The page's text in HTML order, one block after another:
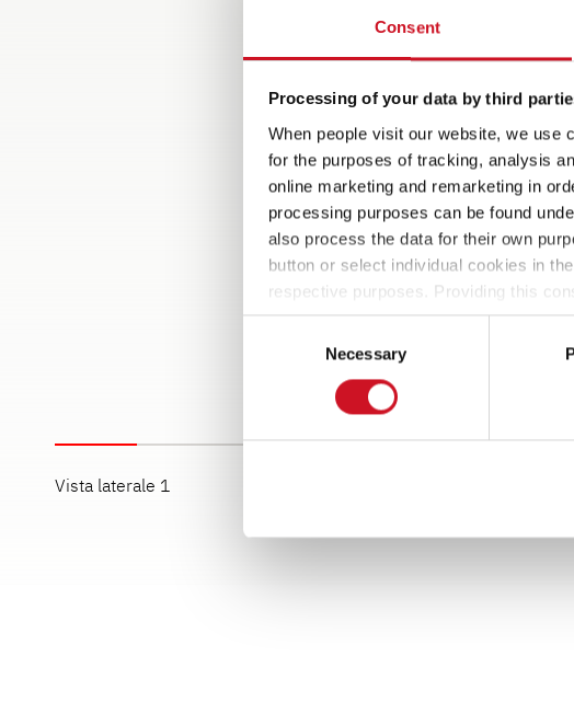
Consent
Processing of your data by third
When people visit our website, we use
for the purposes of tracking, analysis
online marketing and remarketing in
processing purposes can be found
also process the data for their own
button or select individual cookies in
respective purposes. Providing this
settings at any time as well as
the website). You can find further
Necessary
Vista laterale 1 Vista